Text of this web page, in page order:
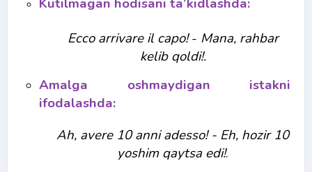
Ecco arrivare il capo!- Mana, rahbar
kelib qoldi!.
Amalga oshmaydigan istakni
ifodalashda:
Ah, avere 10 anni adesso! - Eh, hozir 10
yoshim qaytsa edi!.